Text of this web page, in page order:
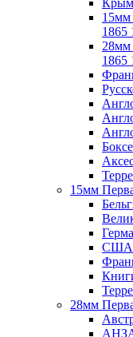
15мм
1865
28мм
1865
15мм
США
28мм